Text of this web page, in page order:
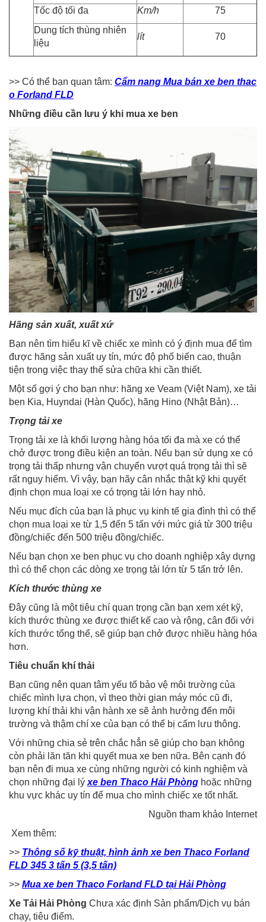
Tốc độ tối đa Km/h
75
Dung tích thùng nhiên
liệu
lít 70
>> Có thể bạn quan tâm: Cẩm nang Mua bán xe ben thac
o Forland FLD
Những điều cần lưu ý khi mua xe ben
Hãng sản xuất, xuất xứ
Bạn nên tìm hiểu kĩ về chiếc xe mình có ý định mua để tìm
được hãng sản xuất uy tín, mức độ phổ biến cao, thuận
tiện trong việc thay thế sửa chữa khi cần thiết.
Một số gợi ý cho bạn như: hãng xe Veam (Việt Nam), xe tải
ben Kia, Huyndai (Hàn Quốc), hãng Hino (Nhật Bản)…
Trọng tải xe
Trọng tải xe là khối lượng hàng hóa tối đa mà xe có thể
chở được trong điều kiện an toàn. Nếu bạn sử dụng xe có
trọng tải thấp nhưng vận chuyển vượt quá trọng tải thì sẽ
rất nguy hiểm. Vì vậy, bạn hãy cân nhắc thật kỹ khi quyết
định chọn mua loại xe có trọng tải lớn hay nhỏ.
Nếu mục đích của bạn là phục vụ kinh tế gia đình thì có thể
chọn mua loại xe từ 1,5 đến 5 tấn với mức giá từ 300 triệu
đồng/chiếc đến 500 triệu đồng/chiếc.
Nếu bạn chọn xe ben phục vụ cho doanh nghiệp xây dựng
thì có thể chọn các dòng xe trọng tải lớn từ 5 tấn trở lên.
Kích thước thùng xe
Đây cũng là một tiêu chí quan trọng cần bạn xem xét kỹ,
kích thước thùng xe được thiết kế cao và rộng, cân đối với
kích thước tổng thể, sẽ giúp bạn chở được nhiều hàng hóa
hơn.
Tiêu chuẩn khí thải
Bạn cũng nên quan tâm yếu tố bảo vệ môi trường của
chiếc mình lựa chọn, vì theo thời gian máy móc cũ đi,
lượng khí thải khi vận hành xe sẽ ảnh hưởng đến môi
trường và thậm chí xe của bạn có thể bị cấm lưu thông.
Với những chia sẻ trên chắc hẳn sẽ giúp cho bạn không
còn phải lăn tăn khi quyết mua xe ben nữa. Bên cạnh đó
bạn nên đi mua xe cùng những người có kinh nghiệm và
chọn những đại lý xe ben Thaco Hải Phòng hoặc những
khu vực khác uy tín để mua cho mình chiếc xe tốt nhất.
Nguồn tham khảo Internet
Xem thêm:
>> Thông số kỹ thuật, hình ảnh xe ben Thaco Forland
FLD 345 3 tấn 5 (3,5 tấn)
>> Mua xe ben Thaco Forland FLD tại Hải Phòng
Xe Tải Hải Phòng Chưa xác định Sản phẩm/Dịch vụ bán
chạy, tiêu điểm.